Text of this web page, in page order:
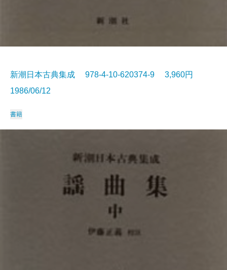
新潮日本古典集成 978-4-10-620374-9 3,960円
1986/06/12
書籍